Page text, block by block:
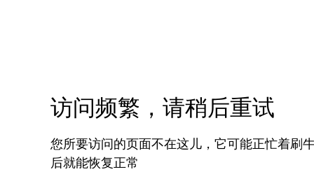
访问频繁，请稍后重试
您所要访问的页面不在这儿，它可能正忙着刷
后就能恢复正常